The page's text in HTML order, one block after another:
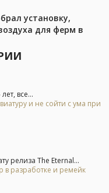
установку,
для ферм в
все...
и не сойти с ума при
релиза The Eternal...
в разработке и ремейк